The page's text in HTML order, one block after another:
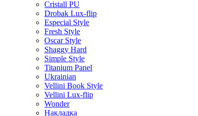
Cristall PU
Drobak Lux-flip
Especial Style
Fresh Style
Oscar Style
Shaggy Hard
Simple Style
Titanium Panel
Ukrainian
Vellini Book Style
Vellini Lux-flip
Wonder
Накладка